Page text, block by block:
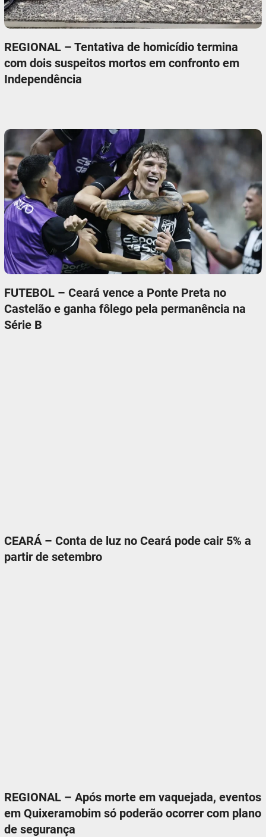
REGIONAL – Tentativa de homicídio termina
com dois suspeitos mortos em confronto em
Independência
FUTEBOL – Ceará vence a Ponte Preta no
Castelão e ganha fôlego pela permanência na
Série B
CEARÁ – Conta de luz no Ceará pode cair 5% a
partir de setembro
REGIONAL – Após morte em vaquejada, eventos
em Quixeramobim só poderão ocorrer com plano
de segurança